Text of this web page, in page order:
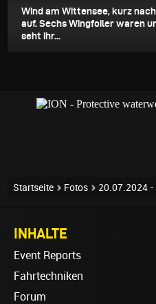
Wind am Wittensee, kurz
auf. Sechs Wingfoiler waren
seht ihr...
Startseite Fotos 20.07.2024 -
INHALTE
Event Reports
Fahrtechniken
Forum